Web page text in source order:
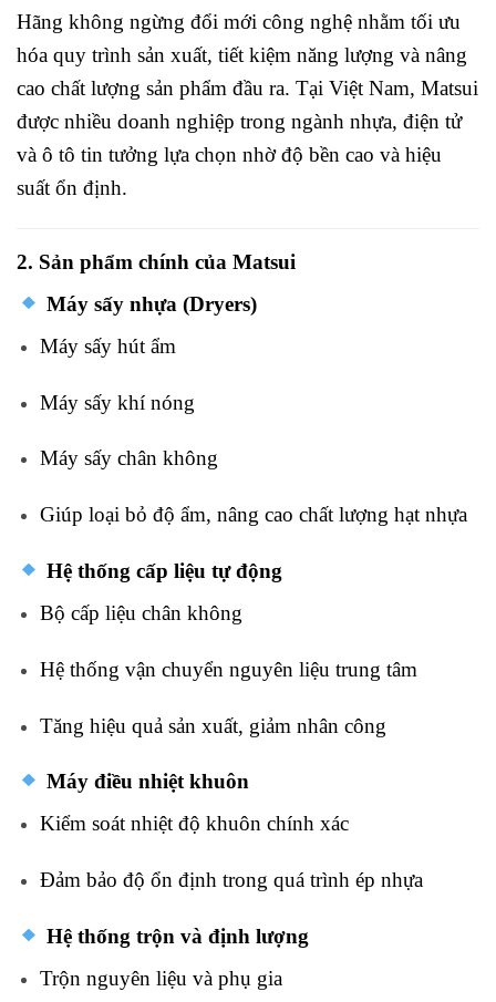
Hãng không ngừng đổi mới công nghệ nhằm tối ưu
hóa quy trình sản xuất, tiết kiệm năng lượng và nâng
cao chất lượng sản phẩm đầu ra. Tại Việt Nam, Matsui
được nhiều doanh nghiệp trong ngành nhựa, điện tử
và ô tô tin tưởng lựa chọn nhờđộ bền cao và hiệu
suất ổn định.
2. Sản phẩm chính của Matsui
Máy sấy nhựa (Dryers)
Máy sấy hút ẩm
Máy sấy khí nóng
Máy sấy chân không
Giúp loại bỏ độ ẩm, nâng cao chất lượng hạt nhựa
Hệ thống cấp liệu tựđộng
Bộ cấp liệu chân không
Hệ thống vận chuyển nguyên liệu trung tâm
Tăng hiệu quả sản xuất, giảm nhân công
Máy điều nhiệtkhuôn
Kiểm soát nhiệt độ khuôn chính xác
Đảm bảo độ ổn định trong quá trình ép nhựa
Hệ thống trộn và định lượng
Trộn nguyên liệu và phụ gia